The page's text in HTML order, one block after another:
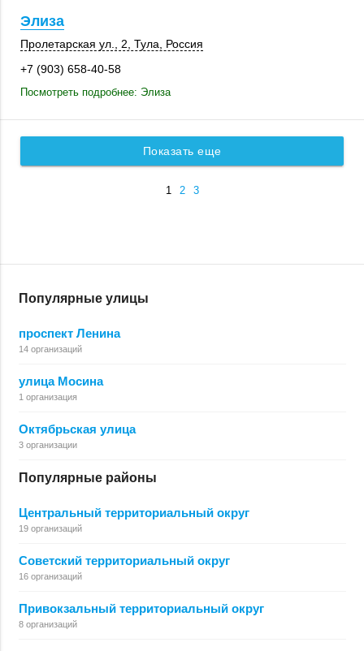
Элиза
Пролетарская ул., 2 Тула
Россия
+7 (903) 658-40-58
Посмотреть подробнее: Элиза
Показать еще
1 2 3
Популярные улицы
проспект Ленина
14 организаций
улица Мосина
1 организация
Октябрьская улица
3 организации
Популярные районы
Центральный территориальный округ
19 организаций
Советский территориальный округ
16 организаций
Привокзальный территориальный округ
8 организаций